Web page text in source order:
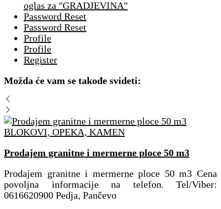
oglas za "GRADJEVINA"
Password Reset
Password Reset
Profile
Profile
Register
Možda će vam se takođe svideti:
BLOKOVI, OPEKA, KAMEN
Prodajem granitne i mermerne ploce 50 m3
Prodajem granitne i mermerne ploce 50 m3 Cena
povoljna informacije na telefon. Tel/Viber:
0616620900 Pedja, Pančevo